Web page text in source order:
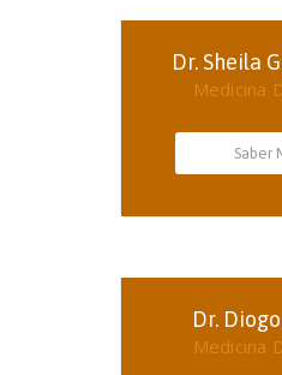
Dr. Sheila
Medicina
Saber
Dr.
Medicina